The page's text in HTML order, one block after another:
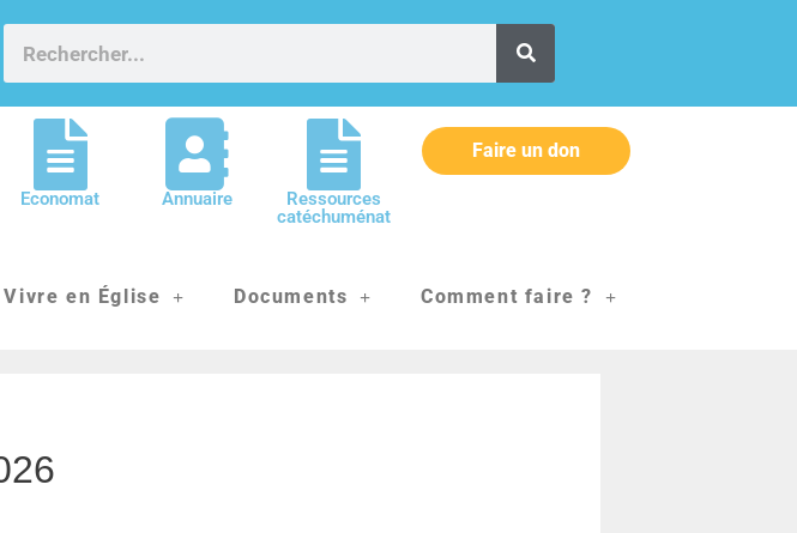
Economat Annuaire
Ressources
catéchuménat
Faire un don
Vivre en Église Documents Comment faire ?